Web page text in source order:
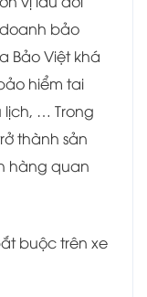
bảo
Bảo Việt khá
hiểm tai
… Trong
thành sản
hàng quan
buộc trên xe